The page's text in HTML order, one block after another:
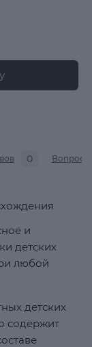
0 Вопросы
и
детских
любой
детских
содержит